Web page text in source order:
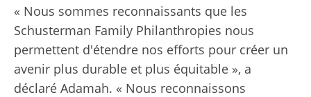
« Nous sommes reconnaissants que les
Schusterman Family Philanthropies nous
permettent d'étendre nos efforts pour créer un
avenir plus durable et plus équitable », a
déclaré Adamah. « Nous reconnaissons